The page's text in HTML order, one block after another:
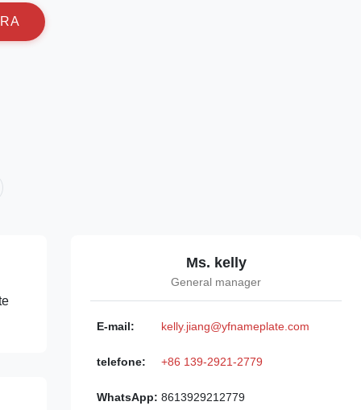
RA
Ms. kelly
General manager
E-mail: kelly.jiang@yfnameplate.com
telefone: +86 139-2921-2779
WhatsApp: 8613929212779